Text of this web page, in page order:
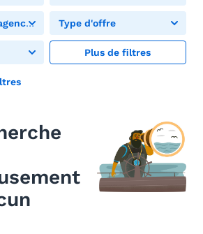
Type d'offre
Plus de filtres